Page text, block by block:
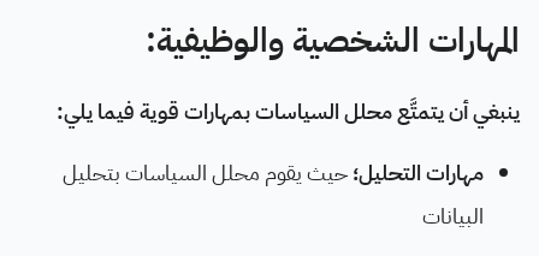
المهارات الشخصية والوظيفية:
ينبغي أن يتمتَّع محلل السياسات بمهارات قوية فيما يلي:
مهارات التحليل؛حيث يقوم محلل السياسات بتحليل
البيانات